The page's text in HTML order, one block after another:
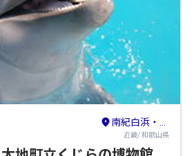
南紀白浜・龍神・熊野古道・新宮
近畿/ 和歌山県